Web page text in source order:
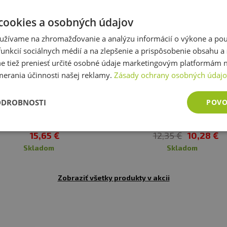
Vhodné zejména pro sportovce. Není náhradou
Ukládejte mimo dosah dětí! Není vhodné pro děti,
do 25 °C. Nevystavujte přímému slunečnímu
15,65 €
skladom
Puhdistamo Collagen
12,35 € 10,28 €
skladom
Zobraziť všetky produkty v akcii
a osobných údajov
na zhromažďovanie a analýzu informácií o výkone a
sociálnych médií a na zlepšenie a prispôsobenie obsahu a
tiež preniesť určité osobné údaje marketingovým platformám
účinnosti našej reklamy. Zásady ochrany osobných